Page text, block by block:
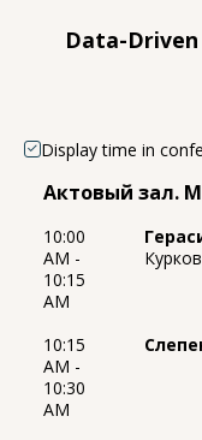
Data-
Display time in
Актовый зал.
10:00
AM -
10:15
AM
10:15
AM -
10:30
AM